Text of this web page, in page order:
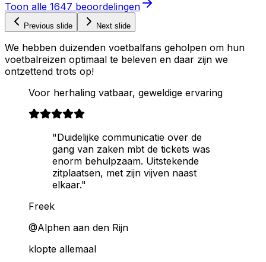
Toon alle 1647 beoordelingen
Previous slide Next slide
We hebben duizenden voetbalfans geholpen om hun
voetbalreizen optimaal te beleven en daar zijn we
ontzettend trots op!
Voor herhaling vatbaar, geweldige ervaring
"Duidelijke communicatie over de
gang van zaken mbt de tickets was
enorm behulpzaam. Uitstekende
zitplaatsen, met zijn vijven naast
elkaar."
Freek
@Alphen aan den Rijn
klopte allemaal